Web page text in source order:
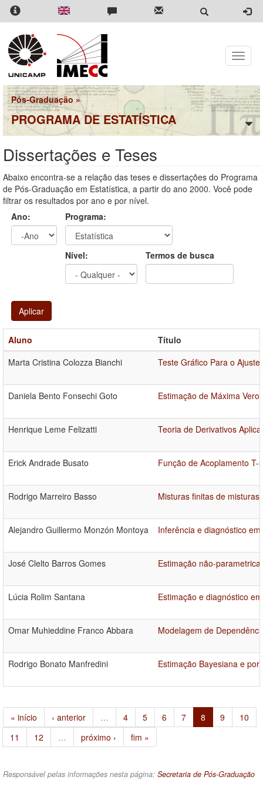
Pular
para
conteúdo
principal
Toggle
Pós-Graduação »
PROGRAMA DE ESTATÍSTICA
Dissertações e Teses
Abaixo encontra-se a relação das teses e dissertações do Programa
de Pós-Graduação em Estatística, a partir do ano 2000. Você pode
filtrar os resultados por ano e por nível.
Ano:
Programa:
Nível: Termos de busca
Aplicar
Aluno
Título
Marta Cristina Colozza Bianchi
Teste Gráfico Para o
Daniela Bento Fonsechi Goto Estimação de Máxima
Henrique Leme Felizatti Teoria de Derivativos
Erick Andrade Busato Função de Acoplamento
Rodrigo Marreiro Basso Misturas finitas de
Alejandro Guillermo Monzón Montoya Inferência e diagnóstico
José Clelto Barros Gomes Estimação não-
Lúcia Rolim Santana Estimação e diagnóstico
Omar Muhieddine Franco Abbara Modelagem de
Rodrigo Bonato Manfredini Estimação Bayesiana e
« início ‹ anterior … 4 5 6 7 8 9
10
11
12 … próximo › fim »
Responsável pelas informações nesta página: Secretaria de Pós-Graduação